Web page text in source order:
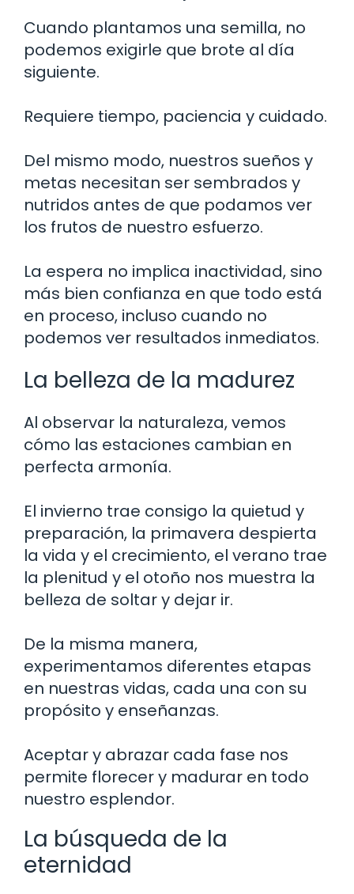
Cuando plantamos una semilla, no
podemos exigirle que brote al día
siguiente.
Requiere tiempo, paciencia y cuidado.
Del mismo modo, nuestros sueños y
metas necesitan ser sembrados y
nutridos antes de que podamos ver
los frutos de nuestro esfuerzo.
La espera no implica inactividad, sino
más bien confianza en que todo está
en proceso, incluso cuando no
podemos ver resultados inmediatos.
La belleza de la madurez
Al observar la naturaleza, vemos
cómo las estaciones cambian en
perfecta armonía.
El invierno trae consigo la quietud y
preparación, la primavera despierta
la vida y el crecimiento, el verano trae
la plenitud y el otoño nos muestra la
belleza de soltar y dejar ir.
De la misma manera,
experimentamos diferentes etapas
en nuestras vidas, cada una con su
propósito y enseñanzas.
Aceptar y abrazar cada fase nos
permite florecer y madurar en todo
nuestro esplendor.
La búsqueda de la
eternidad